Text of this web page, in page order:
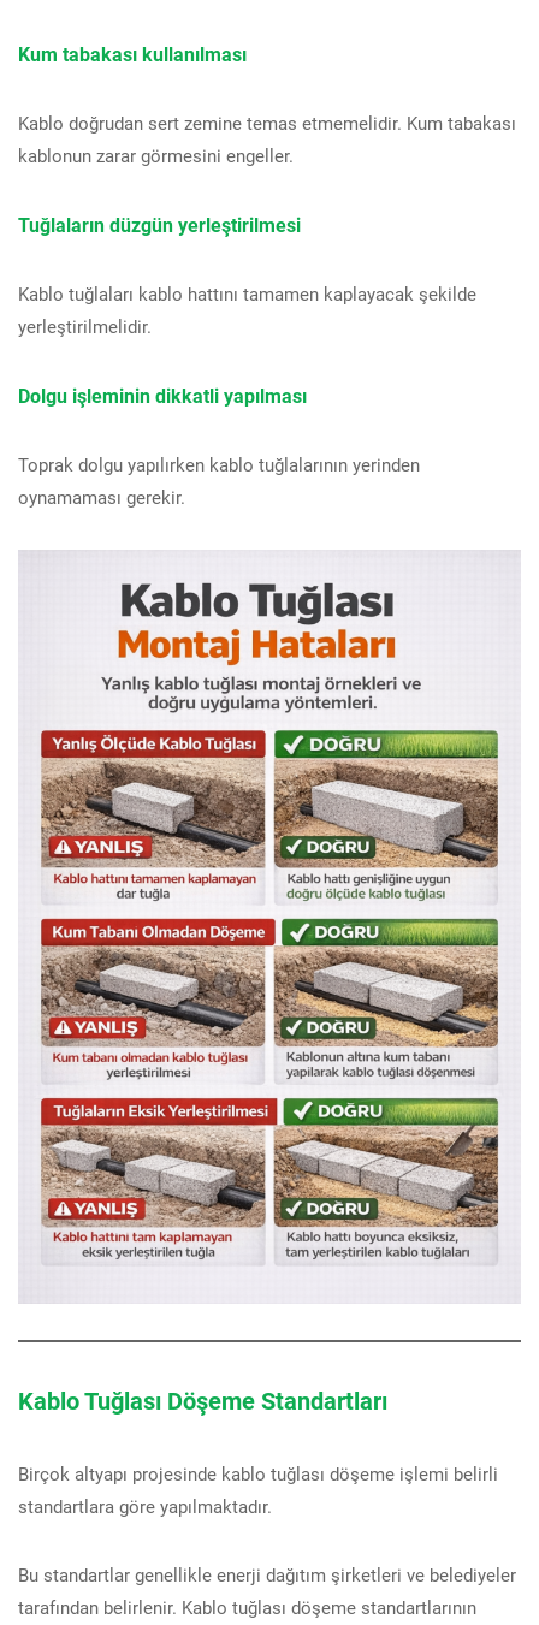
Kum tabakası kullanılması
Kablo doğrudan sert zemine temas etmemelidir. Kum tabakası
kablonun zarar görmesini engeller.
Tuğlaların düzgün yerleştirilmesi
Kablo tuğlaları kablo hattını tamamen kaplayacak şekilde
yerleştirilmelidir.
Dolgu işleminin dikkatli yapılması
Toprak dolgu yapılırken kablo tuğlalarının yerinden
oynamaması gerekir.
Kablo Tuğlası Döşeme Standartları
Birçok altyapı projesinde kablo tuğlası döşeme işlemi belirli
standartlara göre yapılmaktadır.
Bu standartlar genellikle enerji dağıtım şirketleri ve belediyeler
tarafından belirlenir. Kablo tuğlası döşeme standartlarının